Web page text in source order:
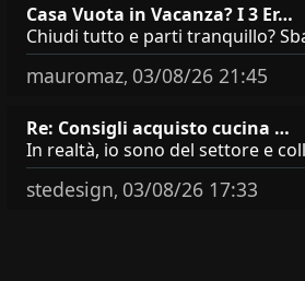
Casa Vuota in Vacanza? I 3 Er…
mauromaz, 03/08/26 21:45
Re: Consigli acquisto cucina …
stedesign, 03/08/26 17:33